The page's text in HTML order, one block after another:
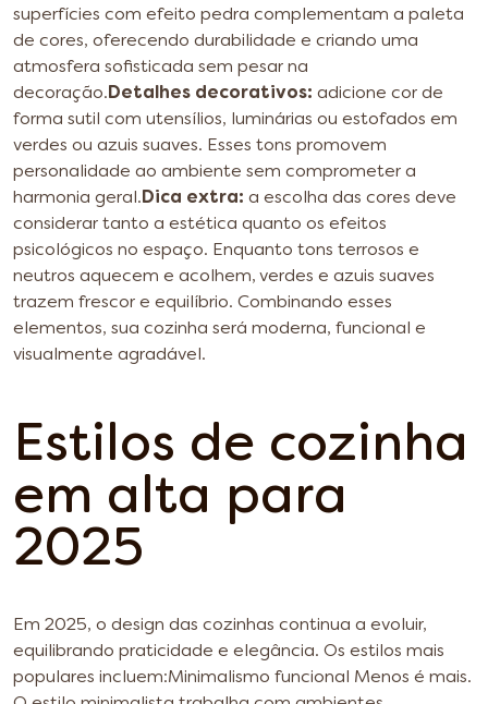
superfícies com efeito pedra complementam a paleta
de cores, oferecendo durabilidade e criando uma
atmosfera sofisticada sem pesar na
decoração.Detalhes decorativos: adicione cor de
forma sutil com utensílios, luminárias ou estofados em
verdes ou azuis suaves. Esses tons promovem
personalidade ao ambiente sem comprometer a
harmonia geral.Dica extra: a escolha das cores deve
considerar tanto a estética quanto os efeitos
psicológicos no espaço. Enquanto tons terrosos e
neutros aquecem e acolhem, verdes e azuis suaves
trazem frescor e equilíbrio. Combinando esses
elementos, sua cozinha será moderna, funcional e
visualmente agradável.
Estilos de cozinha
em alta para
2025
Em 2025, o design das cozinhas continua a evoluir,
equilibrando praticidade e elegância. Os estilos mais
populares incluem:Minimalismo funcional Menos é mais.